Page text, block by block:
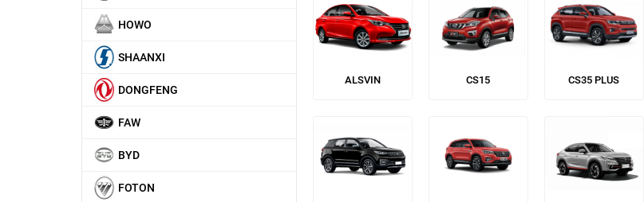
HOWO
SHAANXI
DONGFENG
FAW
BYD
FOTON
ALSVIN CS15 CS35 PLUS